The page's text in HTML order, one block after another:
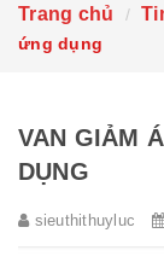
Trang chủ
ứng dụng
VAN GIẢM
DỤNG
sieuthithuyluc